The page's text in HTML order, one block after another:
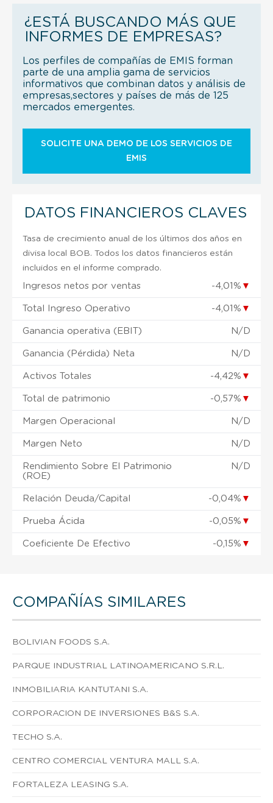
¿ESTÁ BUSCANDO MÁS QUE
INFORMES DE EMPRESAS?
Los perfiles de compañías de EMIS forman
parte de una amplia gama de servicios
informativos que combinan datos y análisis de
empresas,sectores y países de más de 125
mercados emergentes.
SOLICITE UNA DEMO DE LOS SERVICIOS DE
EMIS
DATOS FINANCIEROS CLAVES
Tasa de crecimiento anual de los últimos dos años en
divisa local BOB. Todos los datos financieros están
incluidos en el informe comprado.
Ingresos netos por ventas -4,01% ▼
Total Ingreso Operativo -4,01% ▼
Ganancia operativa (EBIT) N/D
Ganancia (Pérdida) Neta N/D
Activos Totales -4,42% ▼
Total de patrimonio -0,57% ▼
Margen Operacional N/D
Margen Neto N/D
Rendimiento Sobre El Patrimonio
(ROE)
N/D
Relación Deuda/Capital -0,04% ▼
Prueba Ácida -0,05% ▼
Coeficiente De Efectivo -0,15% ▼
COMPAÑÍAS SIMILARES
BOLIVIAN FOODS S.A.
PARQUE INDUSTRIAL LATINOAMERICANO S.R.L.
INMOBILIARIA KANTUTANI S.A.
CORPORACION DE INVERSIONES B&S S.A.
TECHO S.A.
CENTRO COMERCIAL VENTURA MALL S.A.
FORTALEZA LEASING S.A.